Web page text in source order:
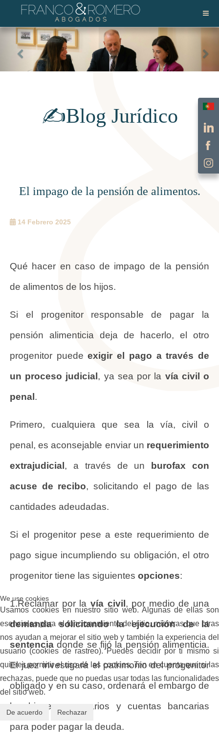
✍️Blog Jurídico
El impago de la pensión de alimentos.
14 Febrero 2025
Qué hacer en caso de impago de la pensión
de alimentos de los hijos.
Si el progenitor responsable de pagar la
pensión alimenticia deja de hacerlo, el otro
progenitor puedeexigir el pago a través de
un proceso judicial, ya sea por la vía civil o
penal.
Primero, cualquiera que sea la vía, civil o
penal, es aconsejable enviar un requerimiento
extrajudicial, a través de un burofax con
acuse de recibo, solicitando el pago de las
cantidades adeudadas.
Si el progenitor pese a este requerimiento de
pago sigue incumpliendo su obligación, el otro
progenitor tiene las siguientes opciones:
1.Reclamar por la vía civil, por medio de una
demanda solicitando la ejecución de la
sentencia donde se fijó la pensión alimenticia.
El juez investigará el patrimonio del progenitor
obligado y en su caso, ordenará el embargo de
los bienes necesarios y cuentas bancarias
para poder pagar la deuda.
We use cookies
Usamos cookies en nuestro sitio web. Algunas de ellas son
esenciales para el funcionamiento del sitio, mientras que otras
nos ayudan a mejorar el sitio web y también la experiencia del
usuario (cookies de rastreo). Puedes decidir por ti mismo si
quieres permitir el uso de las cookies. Ten en cuenta que si las
rechazas, puede que no puedas usar todas las funcionalidades
del sitio web.
De acuerdo Rechazar